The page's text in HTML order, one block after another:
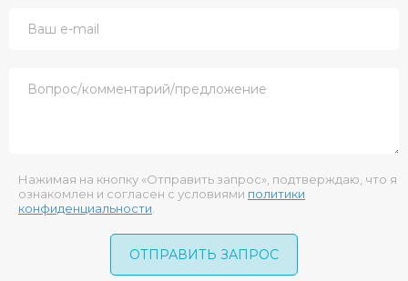
Нажимая на кнопку «Отправить запрос», подтверждаю, что я
ознакомлен и согласен с условиями политики
конфиденциальности